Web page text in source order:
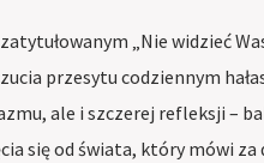
„Nie widzieć
przesytu codziennym
ale i szczerej refleksji –
się od świata, który mówi za